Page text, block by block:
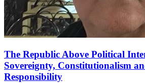
The Republic Above Political
Sovereignty, Constitutionalism
Responsibility